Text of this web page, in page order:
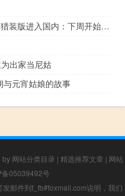
韩系车颜值天花板！捷尼赛思G70猎装版进入国内：下周开始预定
出家当尼姑
与元宵姑娘的故事
by 网站分类目录 | 精选推荐文章 | 网站
备05039492号
邮件到f_fb#foxmail.com说明，我们